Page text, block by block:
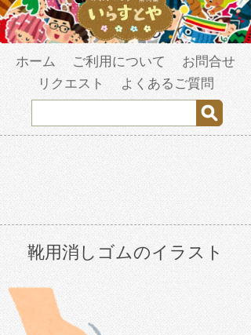
ホーム ご利用について
お問合せ
リクエスト
よくあるご質問
靴用消しゴムのイラスト